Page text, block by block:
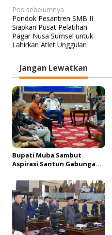
N
a
v
i
a
s
i
p
o
s
Pos sebelumnya
Pondok Pesantren SMB II
Siapkan Pusat Pelatihan
Pagar Nusa Sumsel untuk
Lahirkan Atlet Unggulan
Jangan Lewatkan
Bupati Muba Sambut
Aspirasi Santun Gabungan
Muba Bersatu